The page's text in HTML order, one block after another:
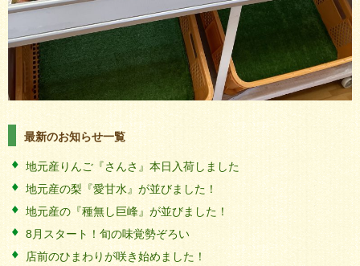
最新のお知らせ一覧
地元産りんご『さんさ』本日入荷しました
地元産の梨『愛甘水』が並びました！
地元産の『種無し巨峰』が並びました！
8月スタート！旬の味覚勢ぞろい
店前のひまわりが咲き始めました！